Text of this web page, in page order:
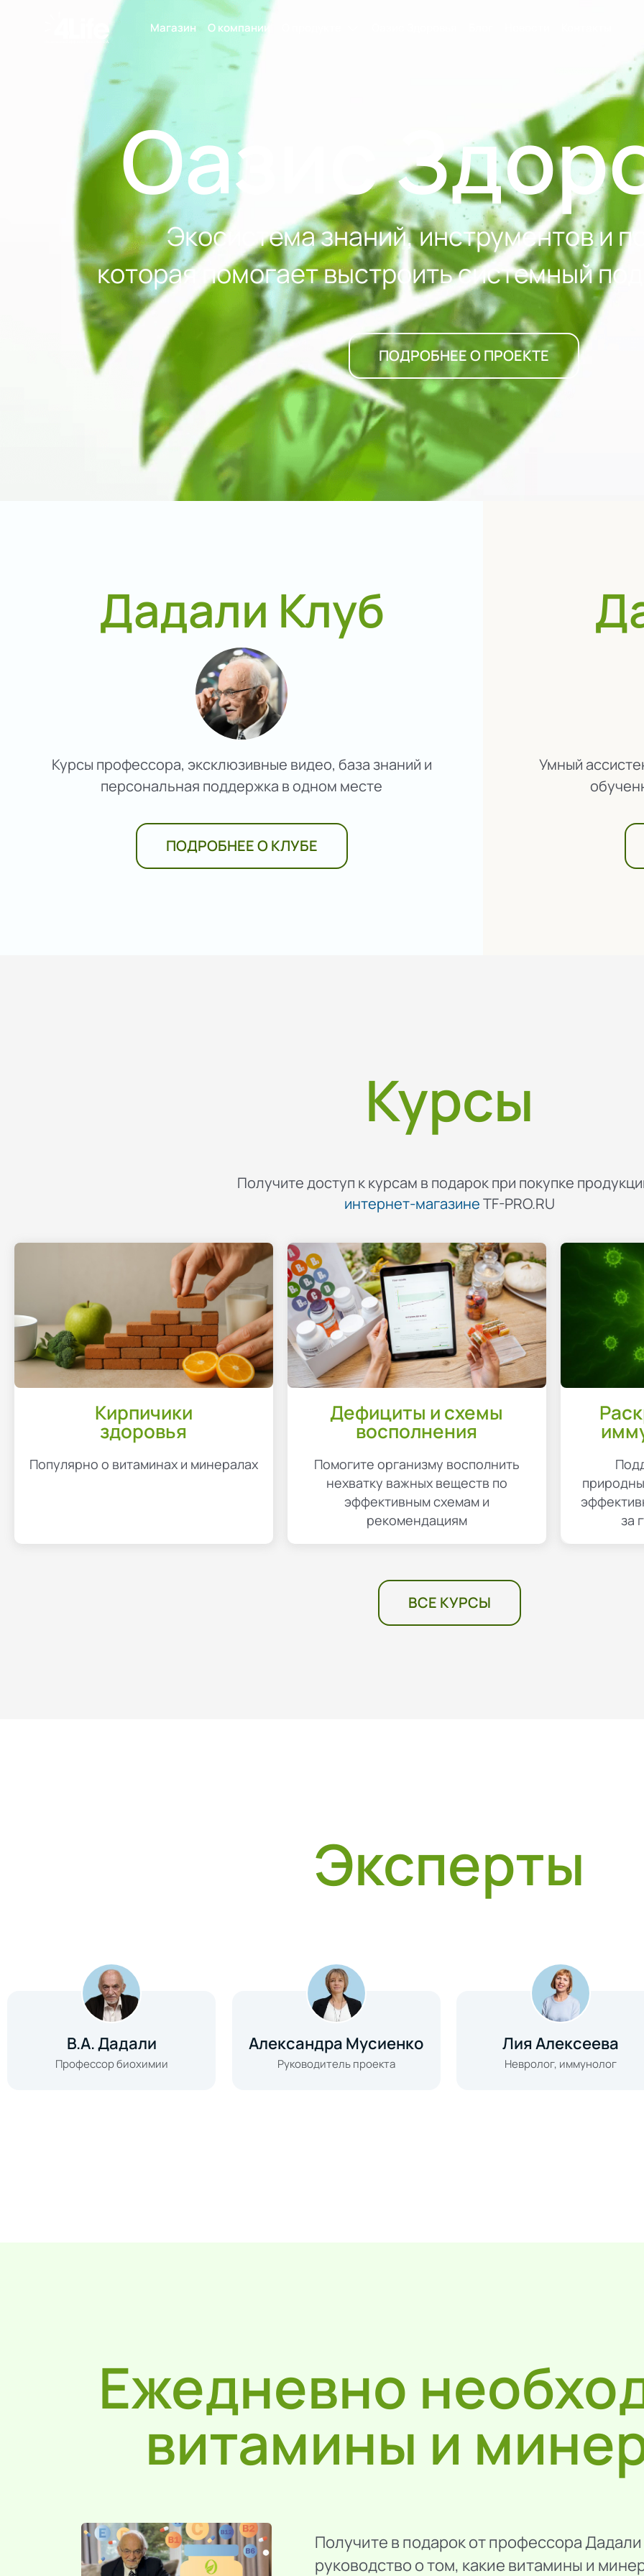
Магазин О компании
Оазис
Экосистема знаний, инструментов и
которая помогает выстроить системный
ПОДРОБНЕЕ О ПРОЕКТЕ
Дадали Клуб
Курсы профессора, эксклюзивные видео, база знаний и
персональная поддержка в одном месте
ПОДРОБНЕЕ О КЛУБЕ
Умный
Курсы
Получите доступ к курсам в подарок при покупке
интернет-магазинеTF-PRO.RU
Кирпичики
здоровья
Популярно о витаминах и минералах
Дефициты и схемы
восполнения
Помогите организму восполнить
нехватку важных веществ по
эффективным схемам и
рекомендациям
за
ВСЕ КУРСЫ
Эксперты
В.А. Дадали
Профессор биохимии
Александра Мусиенко
Руководитель проекта
Лия Алексеева
Невролог, иммунолог
Ежедневно
витамины и
Получите в подарок от профессора
руководство о том, какие витамины и